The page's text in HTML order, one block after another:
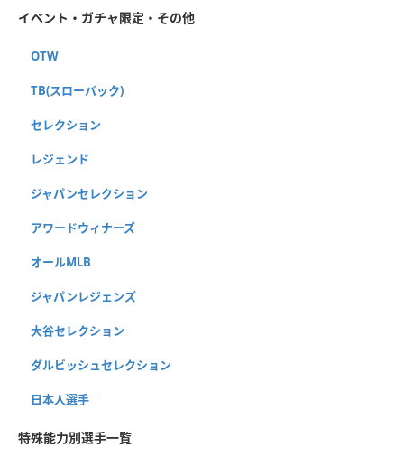
イベント・ガチャ限定・その他
OTW
TB(スローバック)
セレクション
レジェンド
ジャパンセレクション
アワードウィナーズ
オールMLB
ジャパンレジェンズ
大谷セレクション
ダルビッシュセレクション
日本人選手
特殊能力別選手一覧